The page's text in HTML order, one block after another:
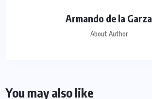
Armando de la Garza
About Author
You may also like